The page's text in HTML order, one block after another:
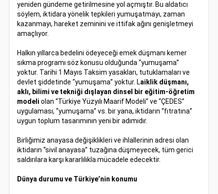
yeniden gündeme getirilmesine yol açmıştır. Bu aldatıcı
söylem, iktidara yönelik tepkileri yumuşatmayı, zaman
kazanmayı, hareket zeminini ve ittifak ağını genişletmeyi
amaçlıyor.
Halkın yıllarca bedelini ödeyeceği emek düşmanı kemer
sıkma programı söz konusu olduğunda “yumuşama”
yoktur. Tarihi 1 Mayıs Taksim yasakları, tutuklamaları ve
devlet şiddetinde “yumuşama” yoktur. Laiklik düşmanı,
aklı, bilimi ve tekniği dışlayan dinsel bir eğitim-öğretim
model i olan “Türkiye Yüzyılı Maarif Modeli” ve “ÇEDES”
uygulaması, “yumuşama” vs. bir yana, iktidarın “fıtratına”
uygun toplum tasarımının yeni bir adımıdır.
Birliğimiz anayasa değişiklikleri ve ihlallerinin adresi olan
iktidarın “sivil anayasa” tuzağına düşmeyecek, tüm gerici
saldırılara karşı kararlılıkla mücadele edecektir.
Dünya durumu ve Türkiye’nin konumu